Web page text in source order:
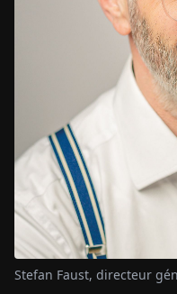
Stefan Faust, directeur